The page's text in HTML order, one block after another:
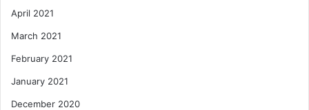
April 2021
March 2021
February 2021
January 2021
December 2020